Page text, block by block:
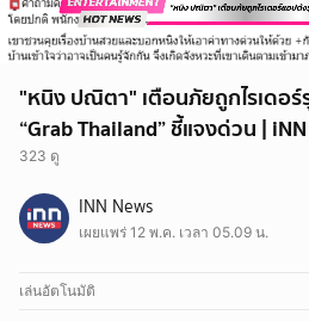
"หนิง ปณิตา" เตือนภัยถูกไรเดอร์
“Grab Thailand” ชี้แจงด่วน |
323 ดู
นักแสดงสาว "หนิง ปณิตา" เตือนภัยถูกไรเด
"Grab Thailand" ชี้แจงด่วน ยันเรื่องนี้ไม่ค
ลูกค้า
"หนิง ปณิตา" ที่เจอเหตุการณ์ไม่คาดคิด ถูก
ล้ำความเป็นพื้นที่ส่วนตัวเดินเข้ามาพื้นที่ใน
INN News
เผยแพร่ 12 พ.ค. เวลา 05.09 น.
เล่นอัตโนมัติ